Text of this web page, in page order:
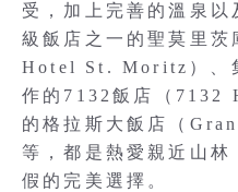
受，加上完善的溫泉
級飯店之一的聖莫里
Hotel St. Moritz）、
作的7132飯店（7132
的格拉斯大飯店（
等，都是熱愛親近山
假的完美選擇。